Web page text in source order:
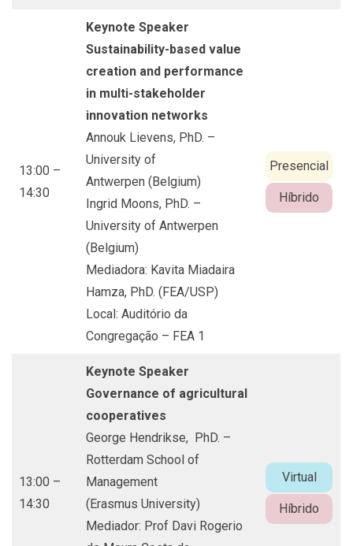
13:00 –
14:30
Keynote Speaker
Sustainability-based value
creation and performance
in multi-stakeholder
innovation networks
Annouk Lievens, PhD. –
University of
Antwerpen (Belgium)
Ingrid Moons, PhD. –
University of Antwerpen
(Belgium)
Mediadora: Kavita Miadaira
Hamza, PhD. (FEA/USP)
Local: Auditório da
Congregação – FEA 1
Presencial
Híbrido
13:00 –
14:30
Keynote Speaker
Governance of agricultural
cooperatives
George Hendrikse, PhD. –
Rotterdam School of
Management
(Erasmus University)
Mediador: Prof Davi Rogerio
Virtual
Híbrido